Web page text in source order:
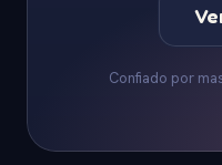
Confiado por